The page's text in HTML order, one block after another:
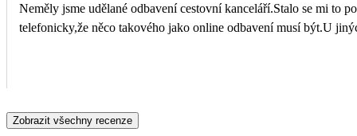
Neměly jsme udělané odbavení cestovní kanceláří.Stalo se mi to
telefonicky,že něco takového jako online odbavení musí být.U
Zobrazit všechny recenze